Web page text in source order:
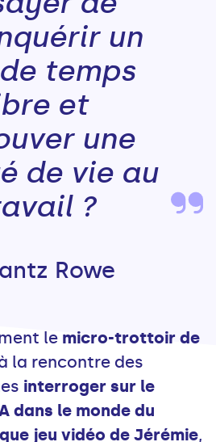
un
temps
et
une
de vie au
?
Rowe
le micro-trottoir de
la rencontre des
interroger sur le
dans le monde du
jeu vidéo de Jérémie,